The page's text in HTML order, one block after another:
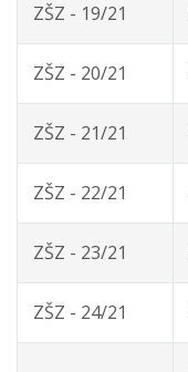
ZŠZ - 19/21
ZŠZ - 20/21
ZŠZ - 21/21
ZŠZ - 22/21
ZŠZ - 23/21
ZŠZ - 24/21